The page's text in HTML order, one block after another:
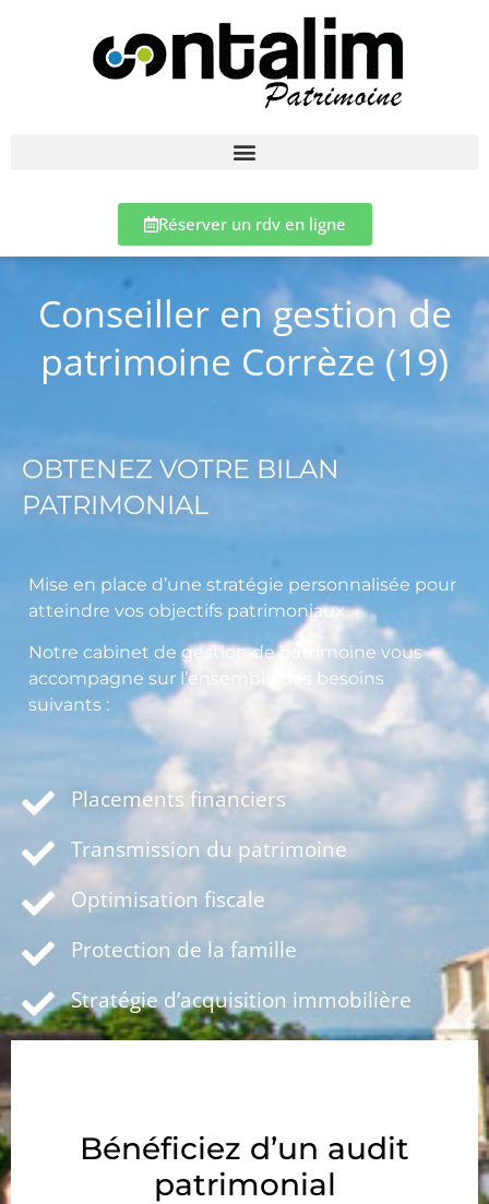
Réserver un rdv en ligne
Conseiller en gestion de
patrimoine Corrèze (19)
OBTENEZ VOTRE BILAN
PATRIMONIAL
Mise en place d’une stratégie personnalisée pour
atteindre vos objectifs patrimoniaux.
Notre cabinet de gestion de patrimoine vous
accompagne sur l’ensemble des besoins
suivants :
Placements financiers
Transmission du patrimoine
Optimisation fiscale
Protection de la famille
Stratégie d’acquisition immobilière
Bénéficiez d’un audit
patrimonial